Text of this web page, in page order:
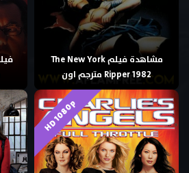
مشاهدة فيلم The New York
Ripper 1982 مترجم اون
HD 1080p